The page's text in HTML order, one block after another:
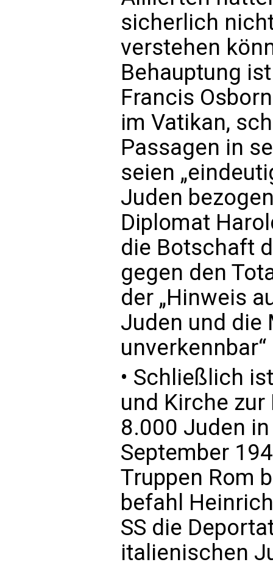
sicherlich
verstehen
Behauptung
Francis
im Vatikan,
Passagen in
seien
Juden
Diplomat
die Botschaft
gegen den
der „Hinweis
Juden und die
unverkennbar“
• Schließlich
und Kirche
8.000 Juden
September
Truppen Rom
befahl
SS die
italienischen